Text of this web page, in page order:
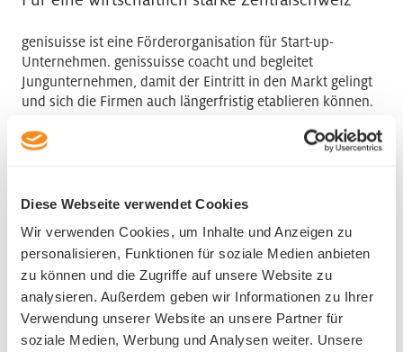
Diese Webseite verwendet Cookies
Wir verwenden Cookies, um Inhalte und Anzeigen zu
personalisieren, Funktionen für soziale Medien anbieten
zu können und die Zugriffe auf unsere Website zu
analysieren. Außerdem geben wir Informationen zu Ihrer
Verwendung unserer Website an unsere Partner für
soziale Medien, Werbung und Analysen weiter. Unsere
genisuisse ist eine Förderorganisation für Start-up-
Unternehmen. genissuisse coacht und begleitet
Jungunternehmen, damit der Eintritt in den Markt gelingt
und sich die Firmen auch längerfristig etablieren können.
6002 Luzern